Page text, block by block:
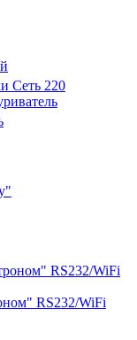
Сеть 220
RS232/WiFi